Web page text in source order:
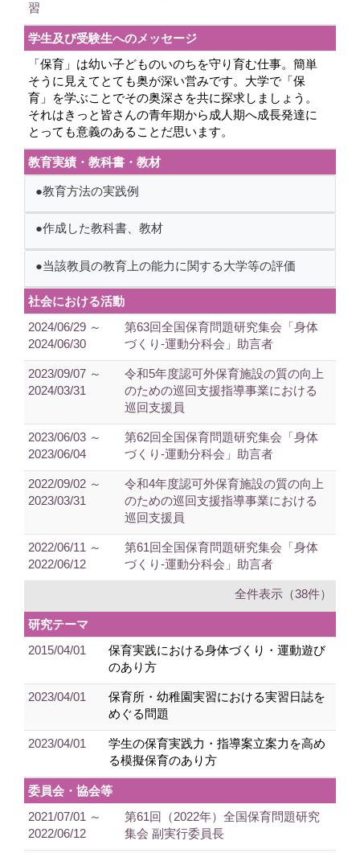
習
学生及び受験生へのメッセージ
「保育」は幼い子どものいのちを守り育む仕事。簡単
そうに見えてとても奥が深い営みです。大学で「保
育」を学ぶことでその奥深さを共に探求しましょう。
それはきっと皆さんの青年期から成人期へ成長発達に
とっても意義のあることだ思います。
教育実績・教科書・教材
●教育方法の実践例
●作成した教科書、教材
●当該教員の教育上の能力に関する大学等の評価
社会における活動
2024/06/29 ～
2024/06/30
第63回全国保育問題研究集会「身体
づくり-運動分科会」助言者
2023/09/07 ～
2024/03/31
令和5年度認可外保育施設の質の向上
のための巡回支援指導事業における
巡回支援員
2023/06/03 ～
2023/06/04
第62回全国保育問題研究集会「身体
づくり-運動分科会」助言者
2022/09/02 ～
2023/03/31
令和4年度認可外保育施設の質の向上
のための巡回支援指導事業における
巡回支援員
2022/06/11 ～
2022/06/12
第61回全国保育問題研究集会「身体
づくり-運動分科会」助言者
全件表示（38件）
研究テーマ
2015/04/01
保育実践における身体づくり・運動遊び
のあり方
2023/04/01
保育所・幼稚園実習における実習日誌を
めぐる問題
2023/04/01
学生の保育実践力・指導案立案力を高め
る模擬保育のあり方
委員会・協会等
2021/07/01 ～
2022/06/12
第61回（2022年）全国保育問題研究
集会 副実行委員長